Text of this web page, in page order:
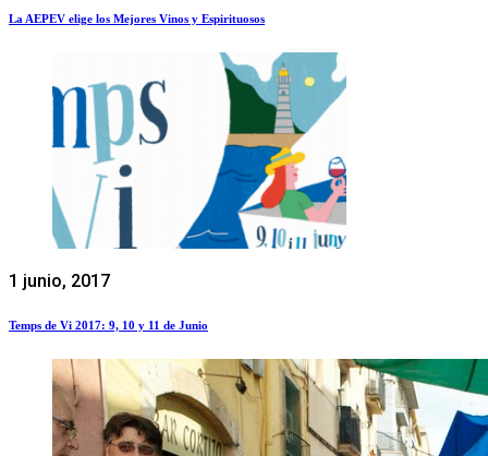
La AEPEV elige los Mejores Vinos y Espirituosos
1 junio, 2017
Temps de Vi 2017: 9, 10 y 11 de Junio